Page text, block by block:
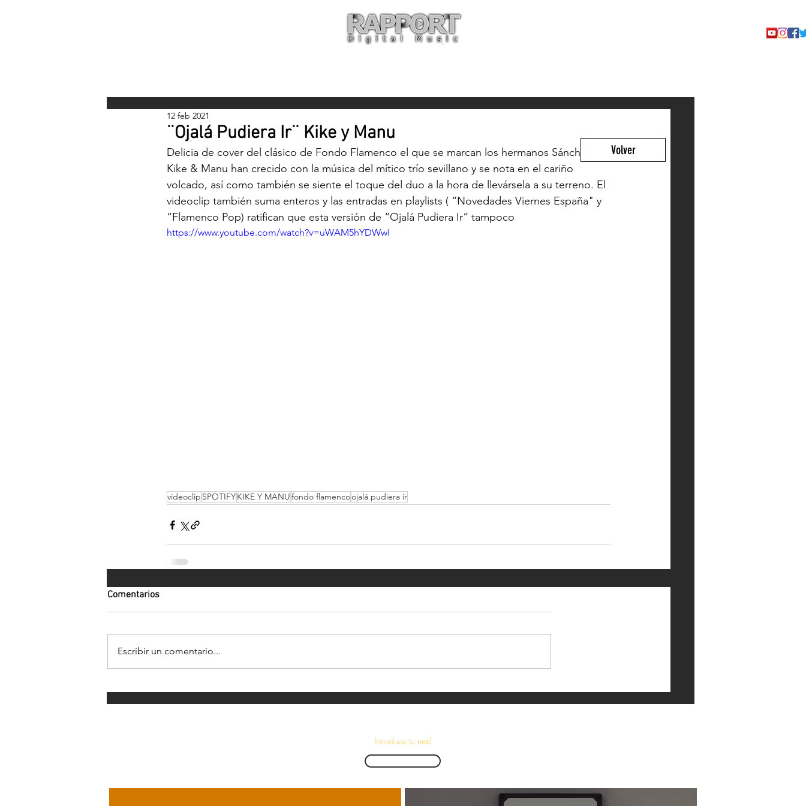
¨Ojalá Pudiera Ir¨ Kike y Manu
12 feb 2021
Delicia de cover del clásico de Fondo Flamenco el que se marcan los hermanos Sánchez.
Kike & Manu han crecido con la música del mítico trío sevillano y se nota en el cariño
volcado, así como también se siente el toque del duo a la hora de llevársela a su terreno. El
videoclip también suma enteros y las entradas en playlists ( “Novedades Viernes España" y
“Flamenco Pop) ratifican que esta versión de “Ojalá Pudiera Ir” tampoco
https://www.youtube.com/watch?v=uWAM5hYDWwI
videoclip SPOTIFYKIKE Y MANUfondo flamencoojalá pudiera ir
Comentarios
Escribir un comentario...
Volver